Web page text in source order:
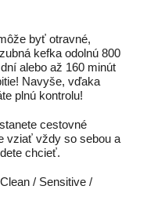
byť otravné,
kefka odolnú 800
alebo až 160 minút
Navyše, vďaka
plnú kontrolu!
cestovné
vziať vždy so sebou a
chcieť.
/ Sensitive /